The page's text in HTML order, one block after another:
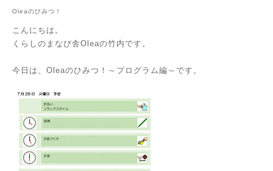
Oleaのひみつ！
こんにちは。
くらしのまなび舎Oleaの竹内です。
今日は、Oleaのひみつ！～プログラム編～です。